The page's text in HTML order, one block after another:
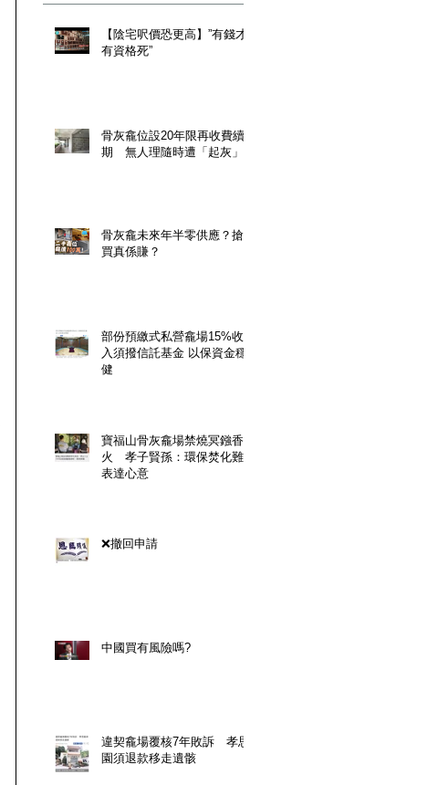
【陰宅呎價恐更高】”有錢才
有資格死”
骨灰龕位設20年限再收費續
期 無人理隨時遭「起灰」
骨灰龕未來年半零供應？搶
買真係賺？
部份預繳式私營龕場15%收
入須撥信託基金 以保資金穩
健
寶福山骨灰龕場禁燒冥鏹香
火 孝子賢孫：環保焚化難
表達心意
❌撤回申請
中國買有風險嗎?
違契龕場覆核7年敗訴 孝思
園須退款移走遺骸